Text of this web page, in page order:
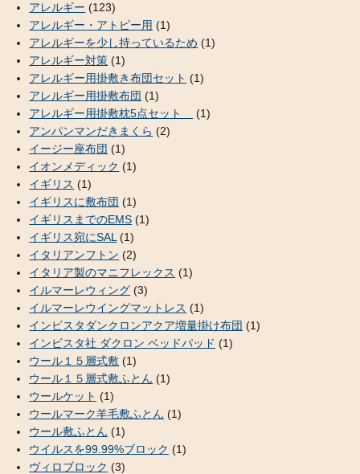
アレルギー (123)
アレルギー・アトピー用 (1)
アレルギーを少し持っているため (1)
アレルギー対策 (1)
アレルギー用掛敷き布団セット (1)
アレルギー用掛敷布団 (1)
アレルギー用掛敷枕5点セット
(1)
アンパンマンだきまくら (2)
イージー座布団 (1)
イオンメディック (1)
イギリス (1)
イギリスに敷布団 (1)
イギリスまでのEMS (1)
イギリス宛にSAL (1)
イタリアンフトン (2)
イタリア製のマニフレックス (1)
イルマーレウィング (3)
イルマーレウイングマットレス (1)
インビスタダンクロンアクア増量掛け布団 (1)
インビスタ社 ダクロン ベッドパッド (1)
ウール１５層式敷 (1)
ウール１５層式敷ふとん (1)
ウールケット (1)
ウールマーク羊毛敷ふとん (1)
ウール敷ふとん (1)
ウイルスを99.99%ブロック (1)
ヴィロブロック (3)